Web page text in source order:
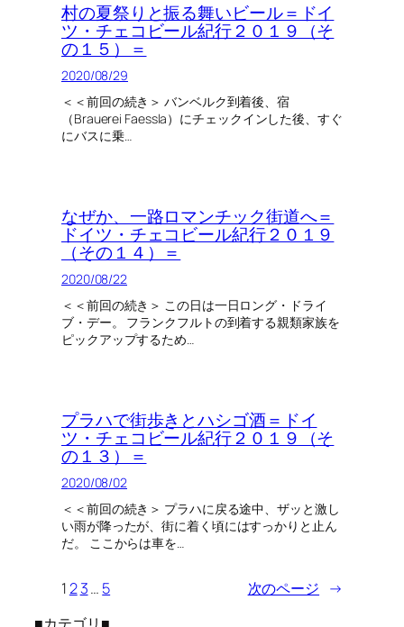
村の夏祭りと振る舞いビール＝ドイ
ツ・チェコビール紀行２０１９（そ
の１５）＝
2020/08/29
＜＜前回の続き＞ バンベルク到着後、宿
（Brauerei Faessla）にチェックインした後、すぐ
にバスに乗…
なぜか、一路ロマンチック街道へ＝
ドイツ・チェコビール紀行２０１９
（その１４）＝
2020/08/22
＜＜前回の続き＞ この日は一日ロング・ドライ
ブ・デー。 フランクフルトの到着する親類家族を
ピックアップするため…
プラハで街歩きとハシゴ酒＝ドイ
ツ・チェコビール紀行２０１９（そ
の１３）＝
2020/08/02
＜＜前回の続き＞ プラハに戻る途中、ザッと激し
い雨が降ったが、街に着く頃にはすっかりと止ん
だ。 ここからは車を…
123… 5 次のページ →
■カテゴリ■